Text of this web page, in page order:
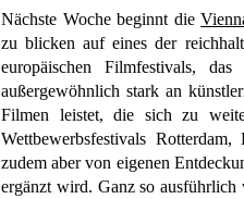
Nächste Woche beginnt die
zu blicken auf eines der
europäischen Filmfestivals,
außergewöhnlich stark an
Filmen leistet, die sich zu
Wettbewerbsfestivals
zudem aber von eigenen
ergänzt wird. Ganz so